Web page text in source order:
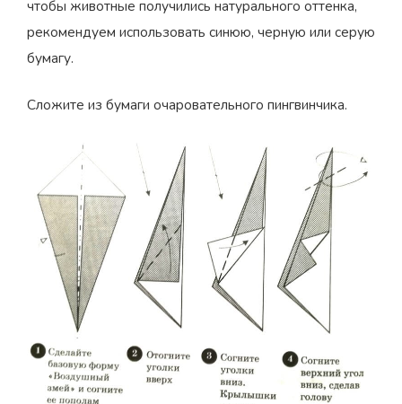
чтобы животные получились натурального оттенка,
рекомендуем использовать синюю, черную или серую
бумагу.
Сложите из бумаги очаровательного пингвинчика.